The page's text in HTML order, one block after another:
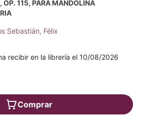
OP. 115, PARA MANDOLINA
Sebastián, Félix
recibir en la librería el 10/08/2026
Comprar